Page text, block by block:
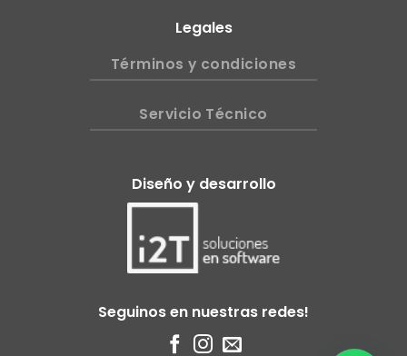
Legales
Términos y condiciones
Servicio Técnico
Diseño y desarrollo
Seguinos en nuestras redes!